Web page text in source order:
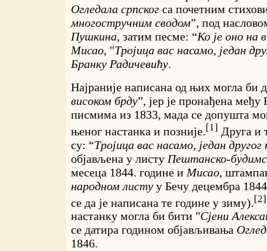
Огледала српског са почетним
многостручним сводом”, под
Пушкина, затим песме: “Ко је оно на
Мисао, "Тројица вас насамо, један
Бранку Радичевићу.
Најраније написана од њих могла би
високом брду”, јер је пронађена
писмима из 1833, мада се допушта
њеног настанка и позније.[1] Друга и
су: “Тројица вас насамо, један другог
објављена у листу Пештанско-
месеца 1844. године и Мисао,
народном листу у Бечу децембра
се да је написана те године у зиму). [2]
настанку могла би бити "Сјени
се датира годином објављивања
1846.